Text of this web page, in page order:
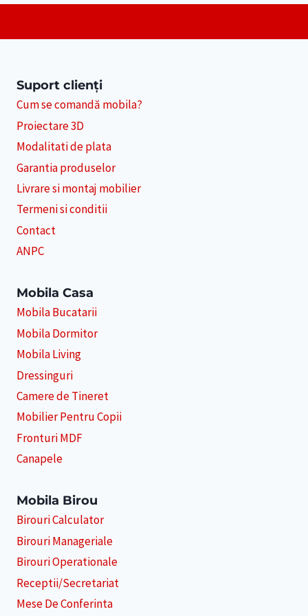
Suport clienți
Cum se comandă mobila?
Proiectare 3D
Modalitati de plata
Garantia produselor
Livrare si montaj mobilier
Termeni si conditii
Contact
ANPC
Mobila Casa
Mobila Bucatarii
Mobila Dormitor
Mobila Living
Dressinguri
Camere de Tineret
Mobilier Pentru Copii
Fronturi MDF
Canapele
Mobila Birou
Birouri Calculator
Birouri Manageriale
Birouri Operationale
Receptii/Secretariat
Mese De Conferinta